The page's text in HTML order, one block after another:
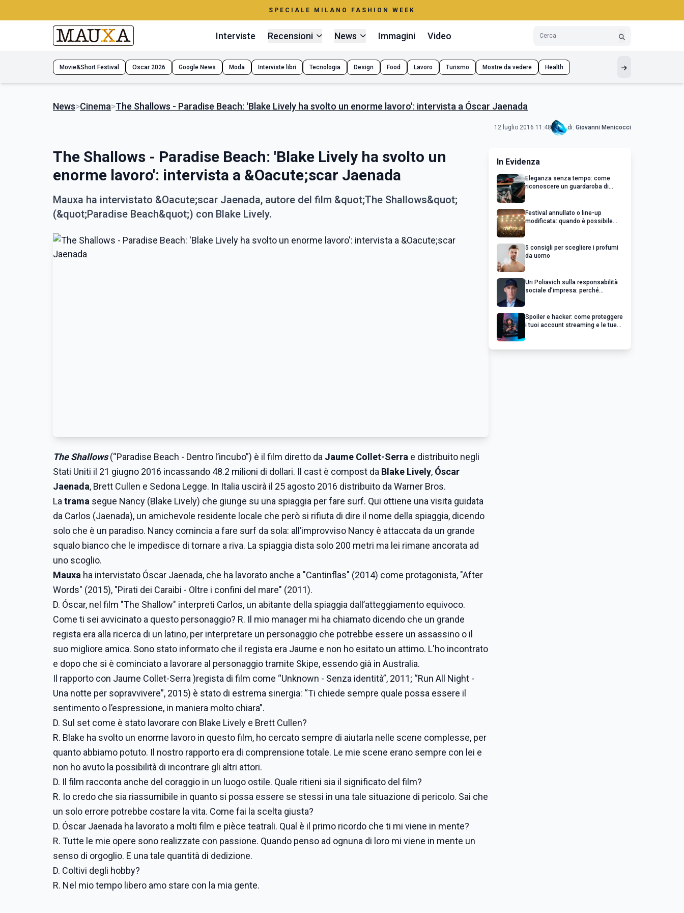
SPECIALE MILANO FASHION WEEK
Interviste Recensioni News Immagini Video
Movie&Short Festival Oscar 2026 Google News Moda Interviste libri Tecnologia Design Food Lavoro Turismo Mostre da vedere Health
News>Cinema>The Shallows - Paradise Beach: 'Blake Lively ha svolto un enorme lavoro': intervista a Óscar Jaenada
12 luglio 2016 11:48 di: Giovanni Menicocci
The Shallows - Paradise Beach: 'Blake Lively ha svolto un
enorme lavoro': intervista a &Oacute;scar Jaenada
Mauxa ha intervistato &Oacute;scar Jaenada, autore del film &quot;The Shallows&quot;
(&quot;Paradise Beach&quot;) con Blake Lively.
The Shallows (“Paradise Beach - Dentro l’incubo”) è il film diretto da Jaume Collet-Serra e distribuito negli
Stati Uniti il 21 giugno 2016 incassando 48.2 milioni di dollari. Il cast è compost da Blake Lively, Óscar
Jaenada, Brett Cullen e Sedona Legge. In Italia uscirà il 25 agosto 2016 distribuito da Warner Bros.
La trama segue Nancy (Blake Lively) che giunge su una spiaggia per fare surf. Qui ottiene una visita guidata
da Carlos (Jaenada), un amichevole residente locale che però si rifiuta di dire il nome della spiaggia, dicendo
solo che è un paradiso. Nancy comincia a fare surf da sola: all’improvviso Nancy è attaccata da un grande
squalo bianco che le impedisce di tornare a riva. La spiaggia dista solo 200 metri ma lei rimane ancorata ad
uno scoglio.
Mauxa ha intervistato Óscar Jaenada, che ha lavorato anche a "Cantinflas" (2014) come protagonista, "After
Words" (2015), "Pirati dei Caraibi - Oltre i confini del mare" (2011).
D. Óscar, nel film "The Shallow" interpreti Carlos, un abitante della spiaggia dall’atteggiamento equivoco.
Come ti sei avvicinato a questo personaggio? R. Il mio manager mi ha chiamato dicendo che un grande
regista era alla ricerca di un latino, per interpretare un personaggio che potrebbe essere un assassino o il
suo migliore amica. Sono stato informato che il regista era Jaume e non ho esitato un attimo. L'ho incontrato
e dopo che si è cominciato a lavorare al personaggio tramite Skipe, essendo già in Australia.
Il rapporto con Jaume Collet-Serra )regista di film come “Unknown - Senza identità”, 2011; “Run All Night -
Una notte per sopravvivere”, 2015) è stato di estrema sinergia: “Ti chiede sempre quale possa essere il
sentimento o l’espressione, in maniera molto chiara”.
D. Sul set come è stato lavorare con Blake Lively e Brett Cullen?
R. Blake ha svolto un enorme lavoro in questo film, ho cercato sempre di aiutarla nelle scene complesse, per
quanto abbiamo potuto. Il nostro rapporto era di comprensione totale. Le mie scene erano sempre con lei e
non ho avuto la possibilità di incontrare gli altri attori.
D. Il film racconta anche del coraggio in un luogo ostile. Quale ritieni sia il significato del film?
R. Io credo che sia riassumibile in quanto si possa essere se stessi in una tale situazione di pericolo. Sai che
un solo errore potrebbe costare la vita. Come fai la scelta giusta?
D. Óscar Jaenada ha lavorato a molti film e pièce teatrali. Qual è il primo ricordo che ti mi viene in mente?
R. Tutte le mie opere sono realizzate con passione. Quando penso ad ognuna di loro mi viene in mente un
senso di orgoglio. E una tale quantità di dedizione.
D. Coltivi degli hobby?
R. Nel mio tempo libero amo stare con la mia gente.
In Evidenza
Eleganza senza tempo: come
riconoscere un guardaroba di
Festival annullato o line-up
modificata: quando è possibile
5 consigli per scegliere i profumi
da uomo
Uri Poliavich sulla responsabilità
sociale d’impresa: perché
Spoiler e hacker: come proteggere
i tuoi account streaming e le tue